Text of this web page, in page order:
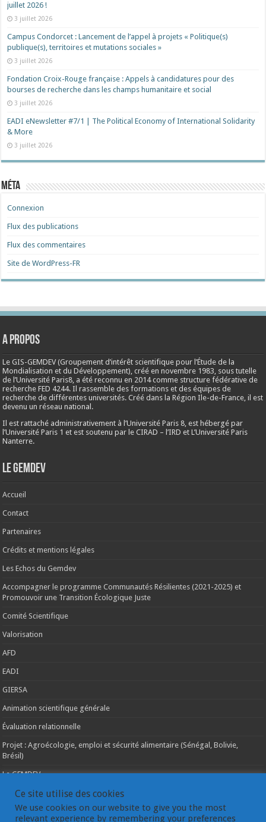
juillet 2026 !
3 juillet 2026
Campus Condorcet : Lancement de l’appel à projets « Politique(s)
publique(s), territoires et mutations sociales »
3 juillet 2026
Fondation Croix-Rouge française : Appels à candidatures pour des
bourses de recherche dans les champs humanitaire et social
3 juillet 2026
EADI eNewsletter #7/1 | The Political Economy of International Solidarity
& More
3 juillet 2026
Méta
Connexion
Flux des publications
Flux des commentaires
Site de WordPress-FR
A propos
Le GIS-GEMDEV (Groupement d’intérêt scientifique pour l’Étude de la
Mondialisation et du Développement), créé ennovembre 1983, sous tutelle
de l’Université Paris8, a été reconnu en 2014 comme structure fédérative de
recherche FED 4244. Il rassemble des formations et des équipes de
recherche de différentes universités. Créé dans la Région Ile-de-France, il est
devenu un réseau national.
Il est rattaché administrativement à l’Université Paris 8, est hébergé par
l’Université Paris 1 et est soutenu par le CIRAD – l’IRD et L’Université Paris
Nanterre.
Le Gemdev
Accueil
Contact
Partenaires
Crédits et mentions légales
Les Echos du Gemdev
Accompagner le programme Communautés Résilientes (2021-2025) et
Promouvoir une Transition Écologique Juste
Comité Scientifique
Valorisation
AFD
EADI
GIERSA
Animation scientifique générale
Évaluation relationnelle
Projet : Agroécologie, emploi et sécurité alimentaire (Sénégal, Bolivie,
Brésil)
Le GEMDEV
La pluridisciplinarité
La coopération internationale
Ce site utilise des cookies
We use cookies on our website to give you the most
relevant experience by remembering your preferences